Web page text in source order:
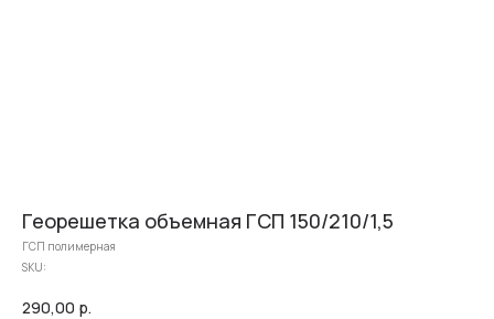
Георешетка объемная ГСП 150/210/1,5
ГСП полимерная
SKU:
290,00 р.